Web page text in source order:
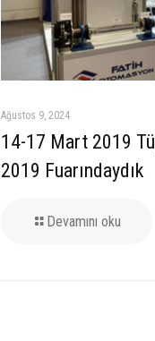
Ağustos 9, 2024
14-17 Mart 2019
2019 Fuarındaydık
Devamını oku